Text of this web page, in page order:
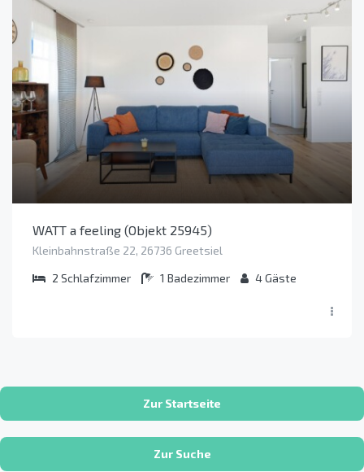
WATT a feeling (Objekt 25945)
Kleinbahnstraße 22, 26736 Greetsiel
2 Schlafzimmer 1 Badezimmer 4Gäste
Zur Startseite
Zur Suche